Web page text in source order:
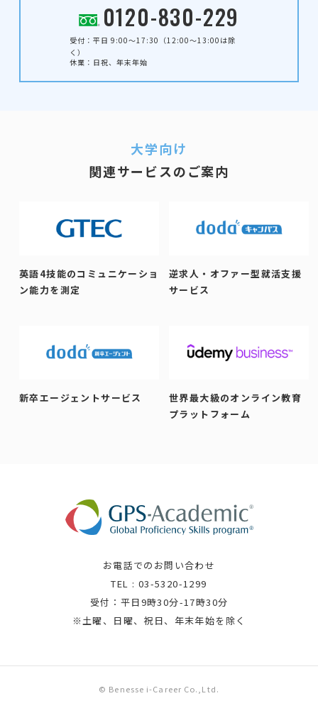
0120-830-229
受付：平日 9:00～17:30 （12:00～13:00は除
く）
休業：日祝、年末年始
大学向け
関連サービスのご案内
英語4技能のコミュニケーショ
ン能力を測定
逆求人・オファー型就活支援
サービス
新卒エージェントサービス 世界最大級のオンライン教育
プラットフォーム
お電話でのお問い合わせ
TEL : 03-5320-1299
受付：平日9時30分-17時30分
※土曜、日曜、祝日、年末年始を除く
© Benesse i-Career Co.,Ltd.